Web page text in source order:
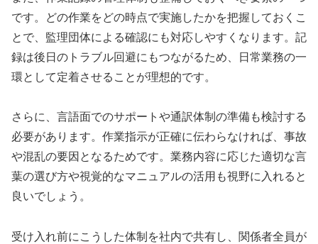
です。どの作業をどの時点で実施したかを把握しておくこ
とで、監理団体による確認にも対応しやすくなります。記
録は後日のトラブル回避にもつながるため、日常業務の一
環として定着させることが理想的です。
さらに、言語面でのサポートや通訳体制の準備も検討する
必要があります。作業指示が正確に伝わらなければ、事故
や混乱の要因となるためです。業務内容に応じた適切な言
葉の選び方や視覚的なマニュアルの活用も視野に入れると
良いでしょう。
受け入れ前にこうした体制を社内で共有し、関係者全員が